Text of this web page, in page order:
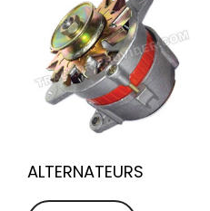
ALTERNATEURS